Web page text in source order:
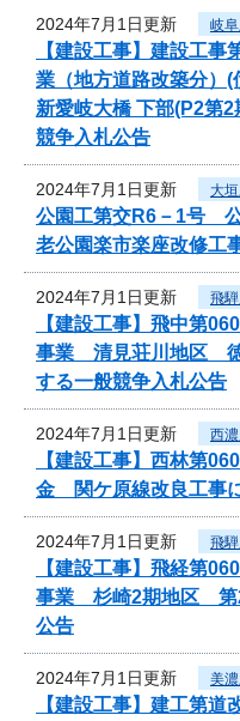
2024年7月1日更新 岐
【建設工事】建設工事
業（地方道路改築分）
新愛岐大橋 下部(P2第
競争入札公告
2024年7月1日更新 大
公園工第交R6－1号
老公園楽市楽座改修工
2024年7月1日更新 飛
【建設工事】飛中第
事業 清見荘川地区 徳
する一般競争入札公告
2024年7月1日更新 西
【建設工事】西林第
金 関ケ原線改良工事
2024年7月1日更新 飛
【建設工事】飛経第
事業 杉崎2期地区 第
公告
2024年7月1日更新 美
【建設工事】建工第